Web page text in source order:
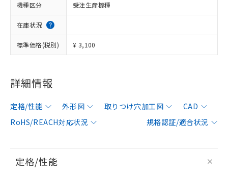
機種区分 受注生産機種
在庫状況
標準価格(税別) ¥ 3,100
詳細情報
定格/性能 外形図 取りつけ穴加工図
CAD
RoHS/REACH対応状況
規格認証/適合状況
定格/性能